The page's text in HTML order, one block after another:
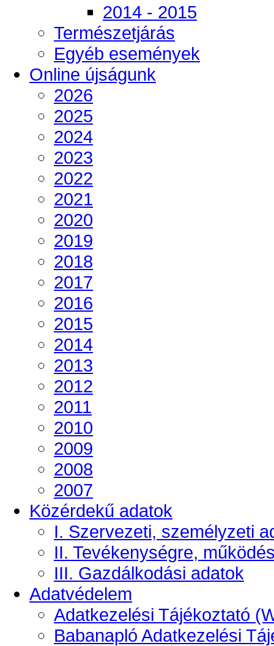
2014 - 2015
Természetjárás
Egyéb események
Online újságunk
2026
2025
2024
2023
2022
2021
2020
2019
2018
2017
2016
2015
2014
2013
2012
2011
2010
2009
2008
2007
Közérdekű adatok
I. Szervezeti, személyzeti
II. Tevékenységre,
III. Gazdálkodási adatok
Adatvédelem
Adatkezelési Tájékoztató
Babanapló Adatkezelési